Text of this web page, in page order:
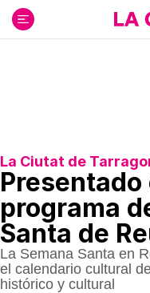
contenido
La Ciutat de
programa
Santa de
La Semana Santa en
el calendario cultural
histórico y cultural